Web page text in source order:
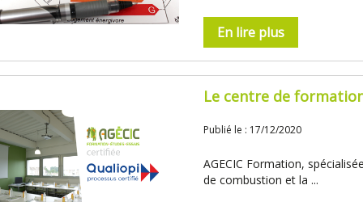
En lire plus
Le centre de
Publié le : 17/12/2020
AGECIC Formation,
de combustion et la ...